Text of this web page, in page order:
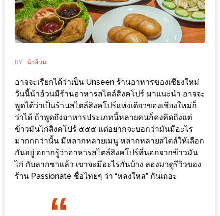
ช้อป
ชิ
ลล์
MARKET
FESTIVAL
10
ร้าน
พ่อ
ค้า
แซ่บ
สวย
BY น้าอ้วน
อาจจะเรียกได้ว่าเป็น Unseen ร้านอาหารของเชียงใหม่
วันนี้น้าอ้วนมีร้านอาหารสไตล์สิงคโปร์ มาแนะนำ อาจจะ
พูดได้ว่าเป็นร้านสไตล์สิงคโปร์แห่งเดียวของเชียงใหม่ก็
ว่าได้ ถ้าพูดถึงอาหารประเภทนี้หลายคนก็คงคิดถึงแต่
ข้าวมันไก่สิงคโปร์ ๕๕๕ แต่อยากจะบอกว่ามันมีอะไร
มากกกว่านั้น มีหลากหลายเมนู หลากหลายสไตล์ให้เลือก
กันอยู่ อยากรู้ว่าอาหารสไตล์สิงคโปร์ที่นอกจากข้าวมัน
ไก่ กับลากซาแล้ว เขาจะมีอะไรกันบ้าง ลองมาดูรีวิวของ
ร้าน Passionate ชื่อไทยๆ ว่า “หลงใหล” กันเถอะ